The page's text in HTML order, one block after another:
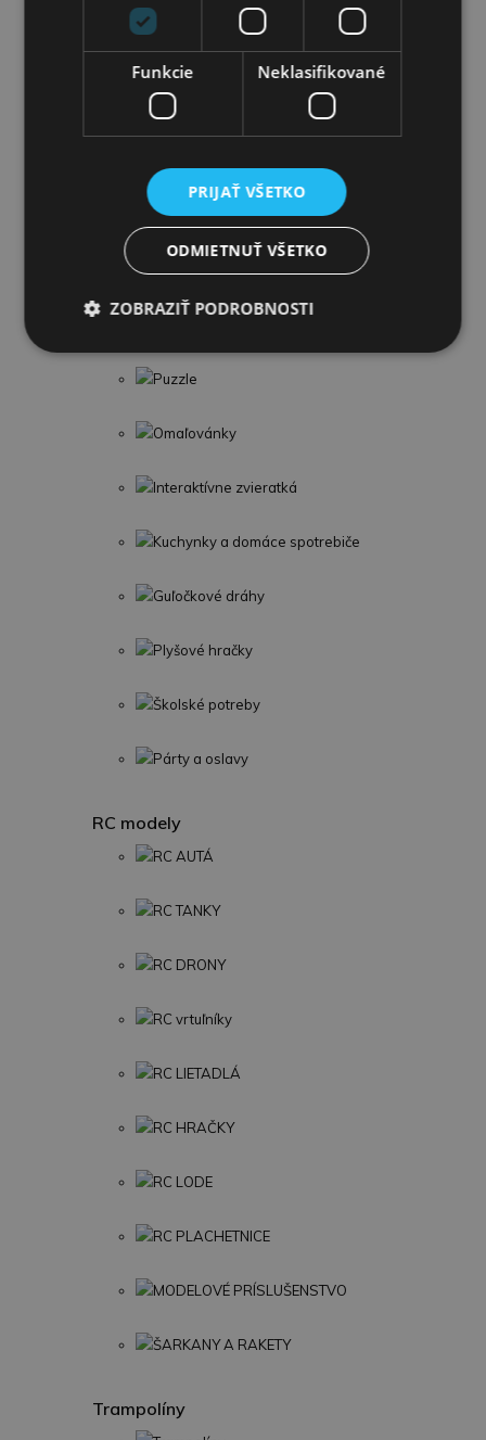
Figúrky a zvieratká
Umelecké a kreatívne
Profesie a náradie
Puzzle
Omaľovánky
Interaktívne zvieratká
Kuchynky a domáce spotrebiče
Guľočkové dráhy
Plyšové hračky
Školské potreby
Párty a oslavy
RC modely
RC AUTÁ
RC TANKY
RC DRONY
RC vrtuľníky
RC LIETADLÁ
RC HRAČKY
RC LODE
RC PLACHETNICE
MODELOVÉ PRÍSLUŠENSTVO
ŠARKANY A RAKETY
Trampolíny
Funkcie Neklasifikované
PRIJAŤ VŠETKO
ODMIETNUŤ VŠETKO
ZOBRAZIŤ PODROBNOSTI